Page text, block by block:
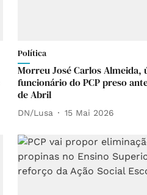
Política
Morreu José Carlos Almeida,
funcionário do PCP preso
de Abril
DN/Lusa 15 Mai 2026